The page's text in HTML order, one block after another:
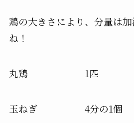
鶏の大きさにより、分量は
ね！
丸鶏 1匹
玉ねぎ 4分の1個